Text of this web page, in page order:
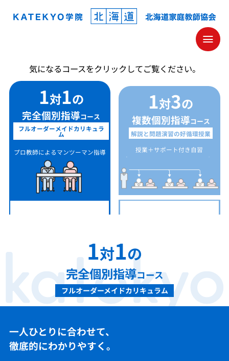
KATEKYO学院 北海道 家庭教師協会
気になるコースをクリックしてご覧ください。
プロ教師によるマンツーマン指導
1対1の
完全個別指導コース
フルオーダーメイドカリキュラ
ム
授業＋サポート付き自習
1対3の
複数個別指導コース
解説と問題演習の好循環授業
1対1の
完全個別指導コース
フルオーダーメイドカリキュラム
一人ひとりに合わせて、
徹底的にわかりやすく。